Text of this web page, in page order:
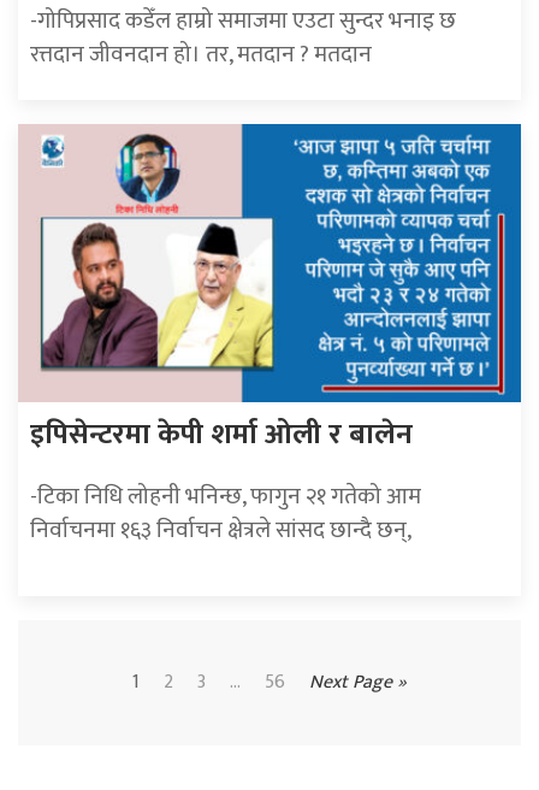
-गोपिप्रसाद कडेँल हाम्रो समाजमा एउटा सुन्दर भनाइ छ
रत्तदान जीवनदान हो। तर, मतदान ? मतदान
इपिसेन्टरमा केपी शर्मा ओली र बालेन
-टिका निधि लोहनी भनिन्छ, फागुन २१ गतेको आम
निर्वाचनमा १६३ निर्वाचन क्षेत्रले सांसद छान्दै छन्,
1 2 3 ... 56 Next Page »